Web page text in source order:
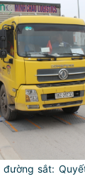
đường sắt: